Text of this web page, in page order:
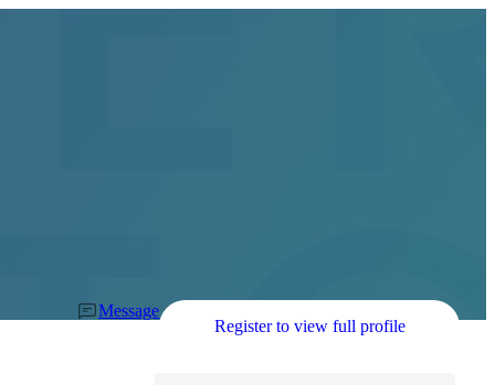
Message
Register to view full profile